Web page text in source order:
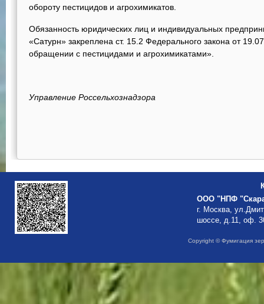
обороту пестицидов и агрохимикатов.
Обязанность юридических лиц и индивидуальных
«Сатурн» закреплена ст. 15.2 Федерального закона от
обращении с пестицидами и агрохимикатами».
Управление Россельхознадзора
ООО "НПФ
г. Москва,
шоссе, д.11, оф.
Copyright © Фумигация